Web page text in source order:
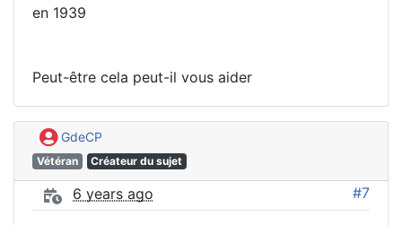
en 1939
Peut-être cela peut-il vous aider
GdeCP
Vétéran Créateur du sujet
6 years ago #7